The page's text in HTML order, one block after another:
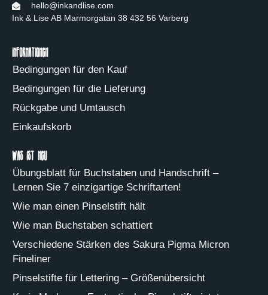
hello@inkandlise.com
Ink & Lise AB Marmorgatan 38 432 56 Varberg
Informationen
Bedingungen für den Kauf
Bedingungen für die Lieferung
Rückgabe und Umtausch
Einkaufskorb
Was ist neu
Übungsblatt für Buchstaben und Handschrift –
Lernen Sie 7 einzigartige Schriftarten!
Wie man einen Pinselstift hält
Wie man Buchstaben schattiert
Verschiedene Stärken des Sakura Pigma Micron
Fineliner
Pinselstifte für Lettering – Größenübersicht